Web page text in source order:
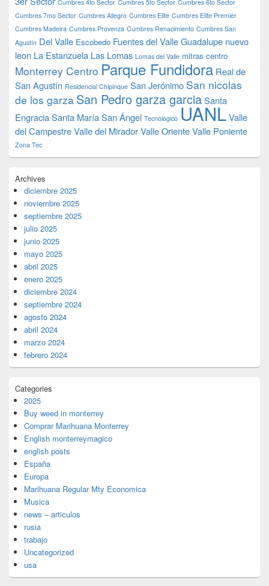
Cumbres 4to Sector Cumbres 5to Sector Cumbres 6to Sector
Cumbres 7mo Sector Cumbres Allegro Cumbres Elite Cumbres Elite Premier
Cumbres Madeira Cumbres Provenza Cumbres Renacimiento Cumbres San
Agustín Del Valle Escobedo Fuentes del ValleGuadalupe nuevo
leon La Estanzuela Las Lomas Lomas del Valle mitras centro
Monterrey Centro Parque Fundidora Real de
San Agustín Residencial Chipinque San Jerónimo San nicolas
de los garza San Pedro garza garciaSanta
EngraciaSanta MaríaSan Ángel Tecnológico UANLValle
del CampestreValle del MiradorValle OrienteValle Poniente
Zona Tec
Archives
diciembre 2025
noviembre 2025
septiembre 2025
julio 2025
junio 2025
mayo 2025
abril 2025
enero 2025
diciembre 2024
septiembre 2024
agosto 2024
abril 2024
marzo 2024
febrero 2024
Categories
2025
Buy weed in monterrey
Comprar Marihuana Monterrey
English monterreymagico
english posts
España
Europa
Marihuana Regular Mty Economica
Musica
news – articulos
rusia
trabajo
Uncategorized
usa